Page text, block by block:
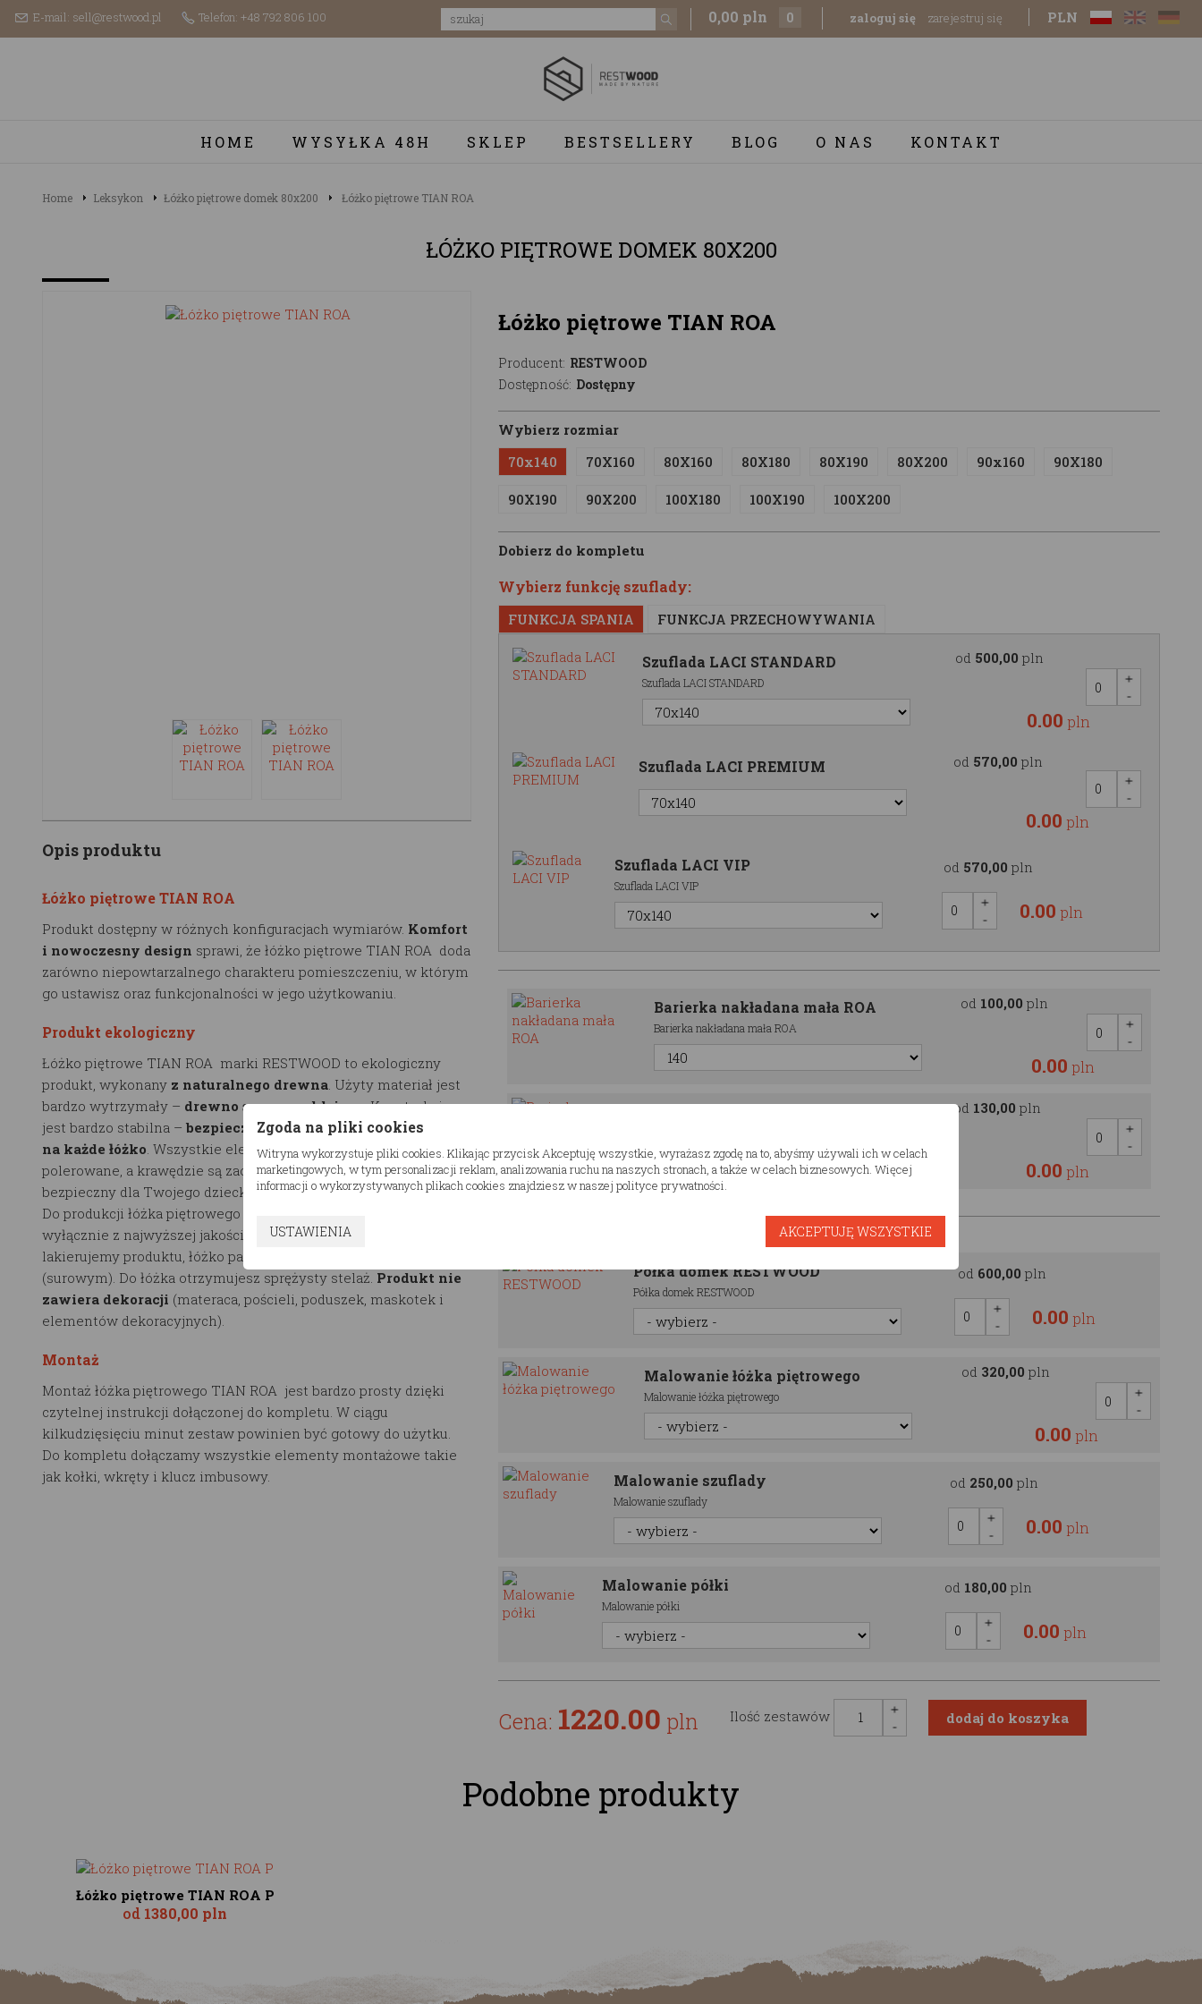
E-mail: sell@restwood.pl Telefon: +48 792 806 100 0,00 pln 0 zaloguj się zarejestruj się PLN
HOME WYSYŁKA 48H SKLEP BESTSELLERY BLOG O NAS KONTAKT
Home Leksykon Łóżko piętrowe domek 80x200 Łóżko piętrowe TIAN ROA
ŁÓŻKO PIĘTROWE DOMEK 80X200
Opis produktu
Łóżko piętrowe TIAN ROA
Produkt dostępny w różnych konfiguracjach wymiarów. Komfort
i nowoczesny design sprawi, że łóżko piętrowe TIAN ROA doda
zarówno niepowtarzalnego charakteru pomieszczeniu, w którym
go ustawisz oraz funkcjonalności w jego użytkowaniu.
Produkt ekologiczny
Łóżko piętrowe TIAN ROA marki RESTWOOD to ekologiczny
produkt, wykonany z naturalnego drewna . Użyty materiał jest
bardzo wytrzymały – drewno sosnowe, klejone. Konstrukcja
jest bardzo stabilna – bezpieczne obciążenie wynosi do 100kg
na każde łóżko . Wszystkie elementy zestawu są szlifowane i
polerowane, a krawędzie są zaokrąglane przez co produkt jest
bezpieczny dla Twojego dziecka.
Do produkcji łóżka piętrowego TIAN ROA korzystamy tylko i
wyłącznie z najwyższej jakości drewna w klasie 1 – 100% FSC. Nie
lakierujemy produktu, łóżko pakowane jest w stanie naturalnym
(surowym). Do łóżka otrzymujesz sprężysty stelaż. Produkt nie
zawiera dekoracji (materaca, pościeli, poduszek, maskotek i
elementów dekoracyjnych).
Montaż
Montaż łóżka piętrowego TIAN ROA jest bardzo prosty dzięki
czytelnej instrukcji dołączonej do kompletu. W ciągu
kilkudzięsięciu minut zestaw powinien być gotowy do użytku.
Do kompletu dołączamy wszystkie elementy montażowe takie
jak kołki, wkręty i klucz imbusowy.
Łóżko piętrowe TIAN ROA
Producent: RESTWOOD
Dostępność: Dostępny
Wybierz rozmiar
70x140
70X160 80X160 80X180 80X190 80X200 90x160 90X180
90X190 90X200 100X180 100X190 100X200
Dobierz do kompletu
Wybierz funkcję szuflady:
FUNKCJA SPANIA FUNKCJA PRZECHOWYWANIA
Szuflada LACI STANDARD
Szuflada LACI STANDARD
od 500,00 pln
0.00 pln
Szuflada LACI PREMIUM od 570,00 pln
0.00 pln
Szuflada LACI VIP
Szuflada LACI VIP
od 570,00 pln
0.00 pln
Barierka nakładana mała ROA
Barierka nakładana mała ROA
od 100,00 pln
0.00 pln
od 130,00 pln
0.00 pln
Półka domek RESTWOOD
Półka domek RESTWOOD
od 600,00 pln
0.00 pln
Malowanie łóżka piętrowego
Malowanie łóżka piętrowego
od 320,00 pln
0.00 pln
Malowanie szuflady
Malowanie szuflady
od 250,00 pln
0.00 pln
Malowanie półki
Malowanie półki
od 180,00 pln
0.00 pln
Cena: 1220.00 pln Ilość zestawów
Podobne produkty
Łóżko piętrowe TIAN ROA P
od 1380,00 pln
Zgoda na pliki cookies
Witryna wykorzystuje pliki cookies. Klikając przycisk Akceptuję wszystkie, wyrażasz zgodę na to, abyśmy używali ich w celach
marketingowych, w tym personalizacji reklam, analizowania ruchu na naszych stronach, a także w celach biznesowych. Więcej
informacji o wykorzystywanych plikach cookies znajdziesz w naszej polityce prywatności.
USTAWIENIA AKCEPTUJĘ WSZYSTKIE